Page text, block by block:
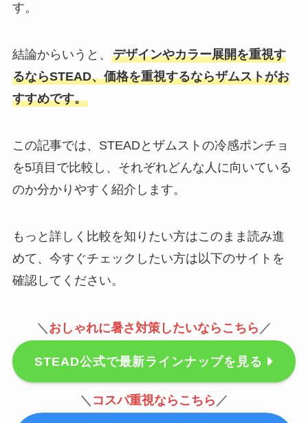
す。
結論からいうと、 デザインやカラー展開を重視す
るならSTEAD、価格を重視するならザムストがお
すすめです。
この記事では、STEADとザムストの冷感ポンチョ
を5項目で比較し、それぞれどんな人に向いている
のか分かりやすく紹介します。
もっと詳しく比較を知りたい方はこのまま読み進
めて、今すぐチェックしたい方は以下のサイトを
確認してください。
＼ おしゃれに暑さ対策したいならこちら ／
STEAD公式で最新ラインナップを見る
＼ コスパ重視ならこちら ／